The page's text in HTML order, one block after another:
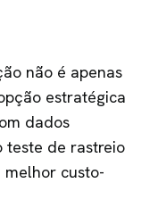
não é apenas
estratégica
dados
teste de rastreio
melhor custo-